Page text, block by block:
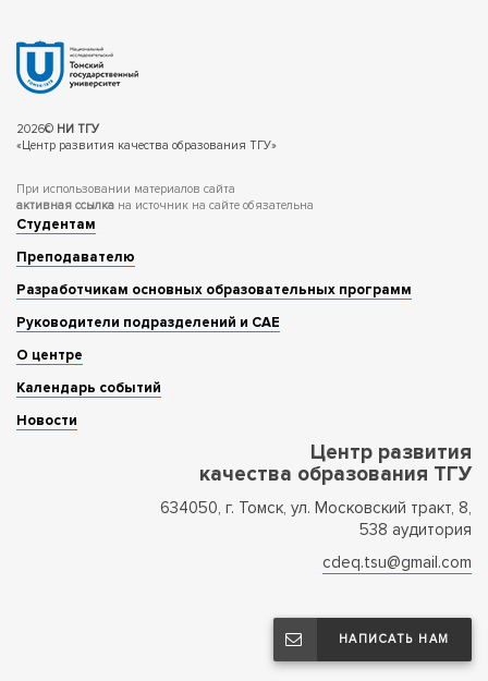
2026© НИ ТГУ
«Центр развития качества образования ТГУ»
При использовании материалов сайта
активная ссылка на источник на сайте обязательна
Студентам
Преподавателю
Разработчикам основных образовательных программ
Руководители подразделений и САЕ
О центре
Календарь событий
Новости
Центр развития
качества образования ТГУ
634050, г. Томск, ул. Московский тракт, 8,
538 аудитория
cdeq.tsu@gmail.com
НАПИСАТЬ НАМ